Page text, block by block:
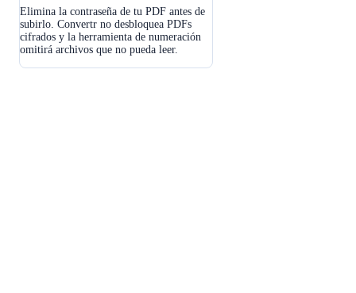
Elimina la contraseña de tu PDF antes de
subirlo. Convertr no desbloquea PDFs
cifrados y la herramienta de numeración
omitirá archivos que no pueda leer.